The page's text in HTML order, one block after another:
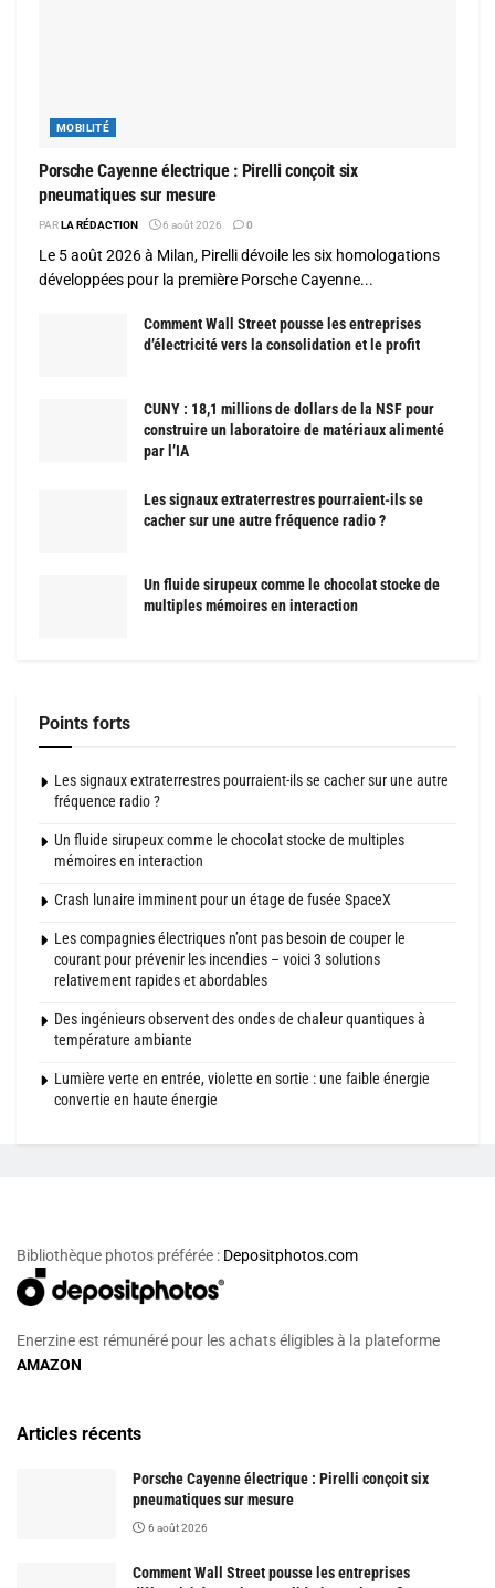
MOBILITÉ
Porsche Cayenne électrique : Pirelli conçoit six
pneumatiques sur mesure
PARLA RÉDACTION 6 août 2026 0
Le 5 août 2026 à Milan, Pirelli dévoile les six homologations
développées pour la première Porsche Cayenne...
Comment Wall Street pousse les entreprises
d’électricité vers la consolidation et le profit
CUNY : 18,1 millions de dollars de la NSF pour
construire un laboratoire de matériaux alimenté
par l’IA
Les signaux extraterrestres pourraient-ils se
cacher sur une autre fréquence radio ?
Un fluide sirupeux comme le chocolat stocke de
multiples mémoires en interaction
Points forts
Les signaux extraterrestres pourraient-ils se cacher sur une autre
fréquence radio ?
Un fluide sirupeux comme le chocolat stocke de multiples
mémoires en interaction
Crash lunaire imminent pour un étage de fusée SpaceX
Les compagnies électriques n’ont pas besoin de couper le
courant pour prévenir les incendies – voici 3 solutions
relativement rapides et abordables
Des ingénieurs observent des ondes de chaleur quantiques à
température ambiante
Lumière verte en entrée, violette en sortie : une faible énergie
convertie en haute énergie
Bibliothèque photos préférée : Depositphotos.com
Enerzine est rémunéré pour les achats éligibles à la plateforme
AMAZON
Articles récents
Porsche Cayenne électrique : Pirelli conçoit six
pneumatiques sur mesure
6 août 2026
Comment Wall Street pousse les entreprises